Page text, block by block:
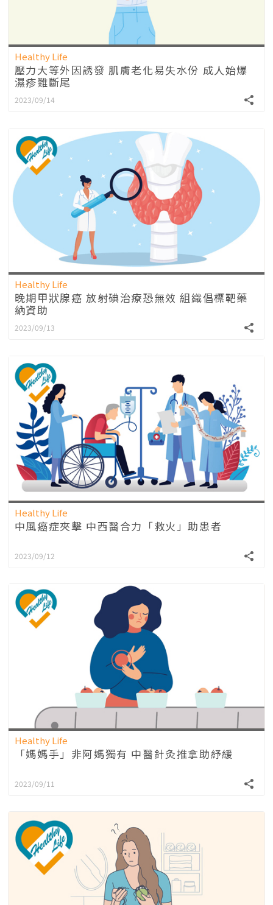
Healthy Life
壓力大等外因誘發 肌膚老化易失水份 成人始爆
濕疹難斷尾
2023/09/14
Healthy Life
晚期甲狀腺癌 放射碘治療恐無效 組織倡標靶藥
納資助
2023/09/13
Healthy Life
中風癌症夾擊 中西醫合力「救火」助患者
2023/09/12
Healthy Life
「媽媽手」非阿媽獨有 中醫針灸推拿助紓緩
2023/09/11